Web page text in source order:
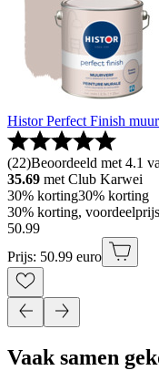
Histor Perfect Finish
(22)Beoordeeld met 4.1
35.69 met Club Karwei
30% korting30% korting
30% korting,
50.99
Prijs: 50.99 euro
Vaak samen